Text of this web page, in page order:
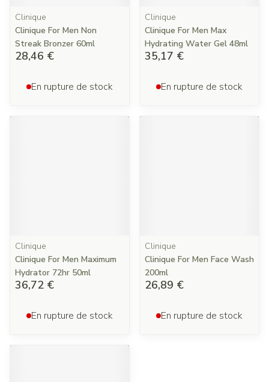
Clinique
Clinique For Men Non
Streak Bronzer 60ml
28,46 €
En rupture de stock
Clinique
Clinique For Men Max
Hydrating Water Gel 48ml
35,17 €
En rupture de stock
Clinique
Clinique For Men Maximum
Hydrator 72hr 50ml
36,72 €
En rupture de stock
Clinique
Clinique For Men Face Wash
200ml
26,89 €
En rupture de stock